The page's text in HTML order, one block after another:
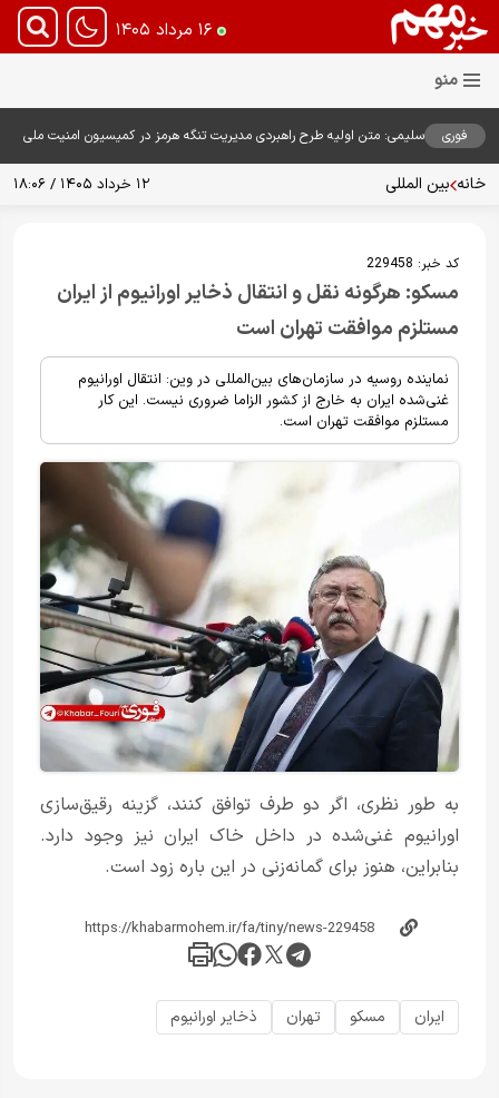
۱۶ مرداد ۱۴۰۵
فوری
سلیمی: متن اولیه طرح راهبردی مدیریت تنگه هرمز در کمیسیون امنیت ملی
خانه بین المللی ۱۲ خرداد ۱۴۰۵ / ۱۸:۰۶
کد خبر: 229458
مسکو: هرگونه نقل و انتقال ذخایر اورانیوم از ایران
مستلزم موافقت تهران است
نماینده روسیه در سازمان‌های بین‌المللی در وین: انتقال اورانیوم
غنی‌شده ایران به خارج از کشور الزاما ضروری نیست. این کار
مستلزم موافقت تهران است.
به طور نظری، اگر دو طرف توافق کنند، گزینه رقیق‌سازی
اورانیوم غنی‌شده در داخل خاک ایران نیز وجود دارد.
بنابراین، هنوز برای گمانه‌زنی در این باره زود است.
ایران مسکو تهران ذخایر اورانیوم